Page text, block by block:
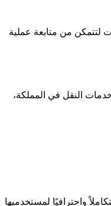
لتتمكن من متابعة عملية
النقل في المملكة،
واحترافيًا لمستخدميها